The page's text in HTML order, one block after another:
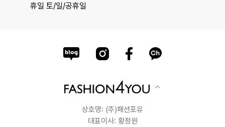
휴일 토/일/공휴일
상호명: (주)패션포유
대표이사: 황정원